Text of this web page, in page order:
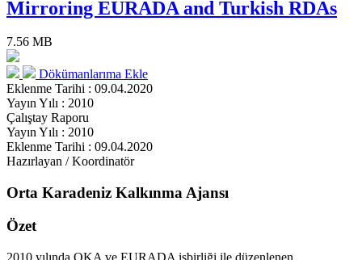
Mirroring EURADA and Turkish RDAs
7.56 MB
Dökümanlarıma Ekle
Eklenme Tarihi : 09.04.2020
Yayın Yılı : 2010
Çalıştay Raporu
Yayın Yılı : 2010
Eklenme Tarihi : 09.04.2020
Hazırlayan / Koordinatör
Orta Karadeniz Kalkınma Ajansı
Özet
2010 yılında OKA ve EURADA işbirliği ile düzenlenen